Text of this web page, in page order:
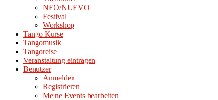
NEO/NUEVO
Festival
Workshop
Tango Kurse
Tangomusik
Tangoreise
Veranstaltung eintragen
Benutzer
Anmelden
Registrieren
Meine Events bearbeiten